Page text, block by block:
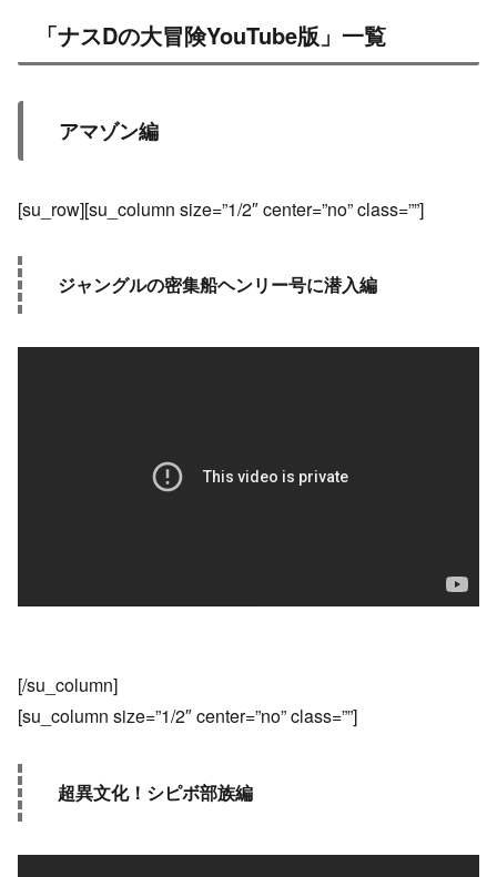
「ナスDの大冒険YouTube版」一覧
アマゾン編
[su_row][su_column size=”1/2″ center=”no” class=””]
ジャングルの密集船ヘンリー号に潜入編
[/su_column]
[su_column size=”1/2″ center=”no” class=””]
超異文化！シピボ部族編